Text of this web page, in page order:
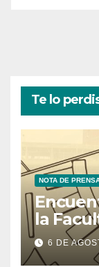
Te lo
NOTA DE
la
6 DE